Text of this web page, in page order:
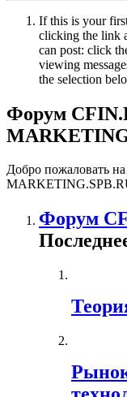
If this is your
clicking the link
can post: click
viewing
the selection
Форум
Добро пожаловать
Форум